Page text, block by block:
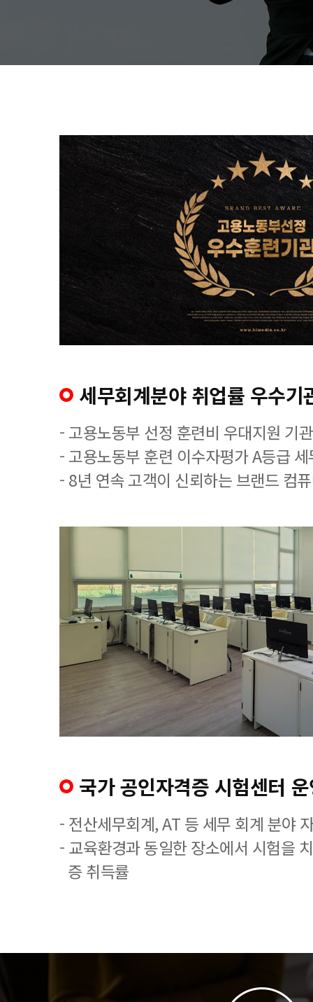
세무회계분야 취업률 우수기
- 고용노동부 선정 훈련비 우대지원 기관
- 고용노동부 훈련 이수자평가 A등급
- 8년 연속 고객이 신뢰하는 브랜드 컴
국가 공인자격증 시험센터
- 전산세무회계, AT 등 세무 회계 분야
- 교육환경과 동일한 장소에서 시험을
증 취득률